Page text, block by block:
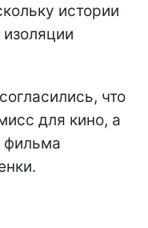
истории
что
для кино, а
фильма